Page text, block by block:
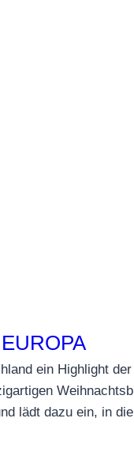
ein Highlight
lädt dazu ein, in